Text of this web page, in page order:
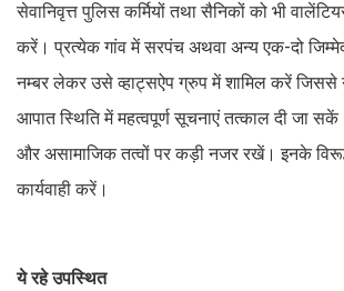
सेवानिवृत्त पुलिस कर्मियों तथा सैनिकों को भी
करें। प्रत्येक गांव में सरपंच अथवा अन्य एक-दो
नम्बर लेकर उसे व्हाट्सऐप ग्रुप में शामिल करें जिससे
आपात स्थिति में महत्वपूर्ण सूचनाएं तत्काल दी जा
और असामाजिक तत्वों पर कड़ी नजर रखें। इनके
कार्यवाही करें।
ये रहे उपस्थित